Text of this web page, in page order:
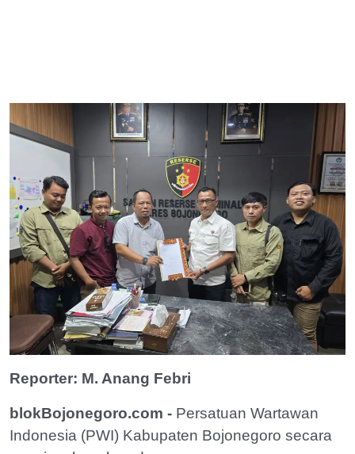
Reporter: M. Anang Febri
blokBojonegoro.com - Persatuan Wartawan
Indonesia (PWI) Kabupaten Bojonegoro secara